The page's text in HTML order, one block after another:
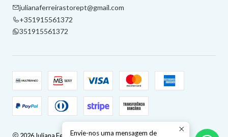
julianaferreirastorept@gmail.com
+351915561372
351915561372
Envie-nos uma mensagem de